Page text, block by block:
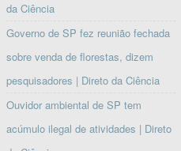
da Ciência
Governo de SP fez reunião fechada
sobre venda de florestas, dizem
pesquisadores | Direto da Ciência
Ouvidor ambiental de SP tem
acúmulo ilegal de atividades | Direto